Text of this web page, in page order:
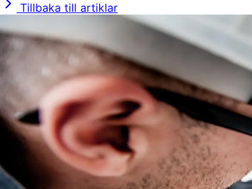
Tillbaka till artiklar